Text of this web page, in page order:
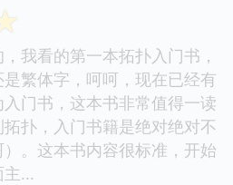
我看的第一本拓扑入门书，
繁体字，呵呵，现在已经有
门书，这本书非常值得一读
拓扑，入门书籍是绝对绝对不
。这本书内容很标准，开始
...